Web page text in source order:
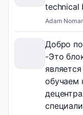
technical
Adam
Добро
-Это
обучаем